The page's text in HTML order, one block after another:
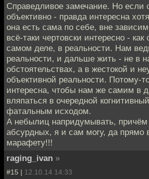
Справедливое замечание. Но если
объективно - правда интересна
она есть сама по себе, вне
всё-таки чертовски интересно - как
самом деле, в реальности. Нам
реальности, и дальше жить - не в
обстоятельствах, а в жестокой и
объективной реальности. Потому-
интересна, чтобы нам же самим в
вляпаться в очередной
фатальным исходом.
А небылиц напридумывать, причём
абсурдных, я и сам могу, да прямо
марафету!!!
raging_ivan »
#15 | 12.10.14 14:33